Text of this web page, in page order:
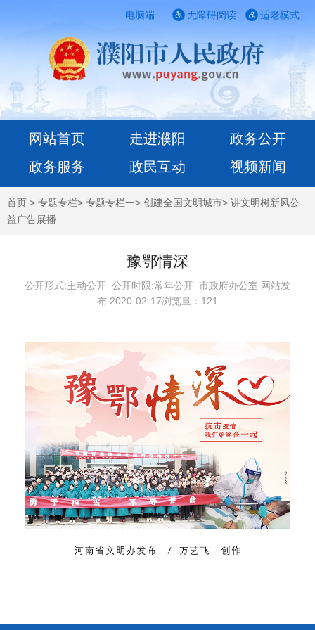
电脑端 适老模式
无障碍阅读
网站首页 走进濮阳
政务公开
政务服务
政民互动 视频新闻
首页 > 专题专栏> 专题专栏一> 创建全国文明城市> 讲文明树新风公
益广告展播
豫鄂情深
公开形式:主动公开 公开时限:常年公开 市政府办公室 网站发
布:2020-02-17浏览量： 121